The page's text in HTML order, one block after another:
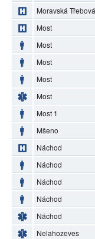
Moravská Třebová
Most
Most
Most
Most
Most
Most 1
Mšeno
Náchod
Náchod
Náchod
Náchod
Náchod
Nelahozeves